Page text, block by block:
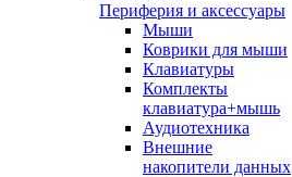
Периферия и аксессуары
Мыши
Коврики для мыши
Клавиатуры
Комплекты
клавиатура+мышь
Аудиотехника
Внешние
накопители данных